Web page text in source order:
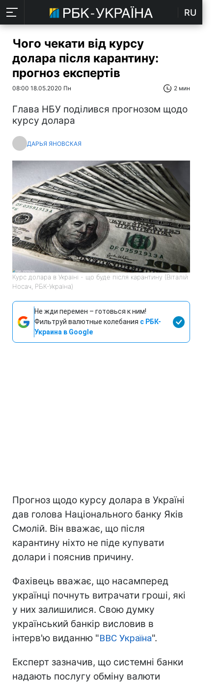
RU
Чого чекати від курсу
долара після карантину:
прогноз експертів
08:00 18.05.2020 Пн 2 мин
Глава НБУ поділився прогнозом щодо
курсу долара
ДАРЬЯ ЯНОВСКАЯ
Курс долара в Україні - що буде після карантину (Віталій
Носач, РБК-Україна)
Не жди перемен – готовься к ним!
Фильтруй валютные колебания с РБК-
Украина в Google
Прогноз щодо курсу долара в Україні
дав голова Національного банку Яків
Смолій. Він вважає, що після
карантину ніхто не піде купувати
долари і пояснив причину.
Фахівець вважає, що насамперед
українці почнуть витрачати гроші, які
у них залишилися. Свою думку
український банкір висловив в
інтерв'ю виданню "ВВС Україна".
Експерт зазначив, що системні банки
надають послугу обміну валюти